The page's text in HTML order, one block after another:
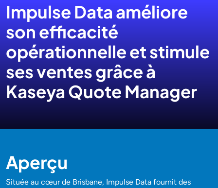
Impulse Data améliore
son efficacité
opérationnelle et stimule
ses ventes grâce à
Kaseya Quote Manager
Aperçu
Située au cœur de Brisbane, Impulse Data fournit des